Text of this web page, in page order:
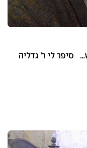
סיפר לי ר’ גדליה